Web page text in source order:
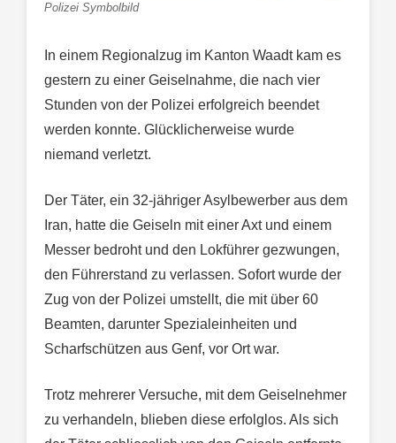
Polizei Symbolbild
In einem Regionalzug im Kanton Waadt kam es
gestern zu einer Geiselnahme, die nach vier
Stunden von der Polizei erfolgreich beendet
werden konnte. Glücklicherweise wurde
niemand verletzt.
Der Täter, ein 32-jähriger Asylbewerber aus dem
Iran, hatte die Geiseln mit einer Axt und einem
Messer bedroht und den Lokführer gezwungen,
den Führerstand zu verlassen. Sofort wurde der
Zug von der Polizei umstellt, die mit über 60
Beamten, darunter Spezialeinheiten und
Scharfschützen aus Genf, vor Ort war.
Trotz mehrerer Versuche, mit dem Geiselnehmer
zu verhandeln, blieben diese erfolglos. Als sich